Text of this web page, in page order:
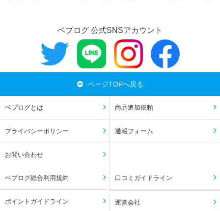
ベプログ 公式SNSアカウント
ページTOPへ戻る
ベプログとは 商品追加依頼
プライバシーポリシー 通報フォーム
お問い合わせ
ベプログ総合利用規約 口コミガイドライン
ポイントガイドライン 運営会社